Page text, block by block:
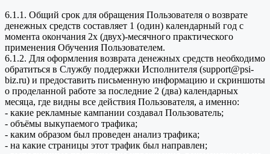
6.1.1. Общий срок для обращения Пользователя о возврате
денежных средств составляет 1 (один) календарный год с
момента окончания 2х (двух)-месячного практического
применения Обучения Пользователем.
6.1.2. Для оформления возврата денежных средств необходимо
обратиться в Службу поддержки Исполнителя (support@psi-
biz.ru) и предоставить письменную информацию и скриншоты
о проделанной работе за последние 2 (два) календарных
месяца, где видны все действия Пользователя, а именно:
- какие рекламные кампании создавал Пользователь;
- объёмы выкупаемого трафика;
- каким образом был проведен анализ трафика;
- на какие страницы этот трафик был направлен;